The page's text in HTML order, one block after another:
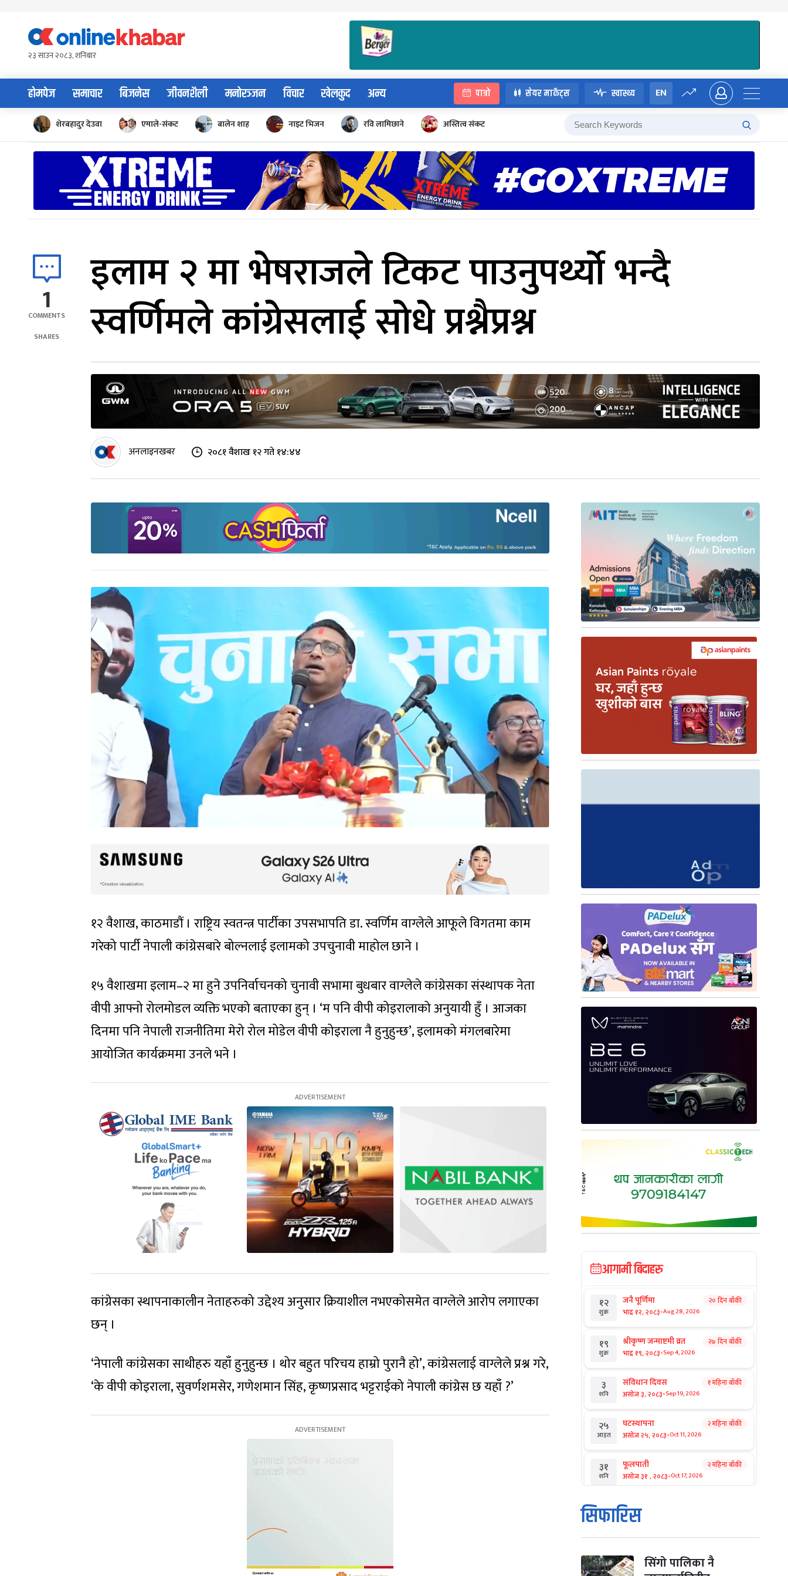
content२३ साउन २०८३, शनिबार
होमपेज समाचार बिजनेस जीवनशैली मनोरञ्जन विचार खेलकुद अन्य पात्रो सेयर मार्केट्स स्वास्थ्य EN
शेरबहादुर देउवा एमाले-संकट बालेन शाह नाइट भिजन रवि लामिछाने अस्तित्व संकट
1
COMMENTS
SHARES
इलाम २ मा भेषराजले टिकट पाउनुपर्थ्यो भन्दै
स्वर्णिमले कांग्रेसलाई सोधे प्रश्नैप्रश्न
अनलाइनखबर २०८१ वैशाख १२ गते १४:४४
१२ वैशाख, काठमाडौं । राष्ट्रिय स्वतन्त्र पार्टीका उपसभापति डा. स्वर्णिम वाग्लेले आफूले विगतमा काम
गरेको पार्टी नेपाली कांग्रेसबारे बोल्नलाई इलामको उपचुनावी माहोल छाने ।
१५ वैशाखमा इलाम–२ मा हुने उपनिर्वाचनको चुनावी सभामा बुधबार वाग्लेले कांग्रेसका संस्थापक नेता
वीपी आफ्नो रोलमोडल व्यक्ति भएको बताएका हुन् । ‘म पनि वीपी कोइरालाको अनुयायी हुँ । आजका
दिनमा पनि नेपाली राजनीतिमा मेरो रोल मोडेल वीपी कोइराला नै हुनुहुन्छ’, इलामको मंगलबारेमा
आयोजित कार्यक्रममा उनले भने ।
कांग्रेसका स्थापनाकालीन नेताहरुको उद्देश्य अनुसार क्रियाशील नभएकोसमेत वाग्लेले आरोप लगाएका
छन् ।
‘नेपाली कांग्रेसका साथीहरु यहाँ हुनुहुन्छ । थोर बहुत परिचय हाम्रो पुरानै हो’, कांग्रेसलाई वाग्लेले प्रश्न गरे,
‘के वीपी कोइराला, सुवर्णशमसेर, गणेशमान सिंह, कृष्णप्रसाद भट्टराईको नेपाली कांग्रेस छ यहाँ ?’
आगामी बिदाहरु
१२
शुक्र
जनै पूर्णिमा
भाद्र १२, २०८३-Aug 28, 2026
२० दिन बाँकी
१९
शुक्र
श्रीकृष्ण जन्माष्टमी व्रत
भाद्र १९, २०८३-Sep 4, 2026
२७ दिन बाँकी
३
शनि
संविधान दिवस
असोज ३, २०८३-Sep 19, 2026
१ महिना बाँकी
२५
आइत
घटस्थापना
असोज २५, २०८३-Oct 11, 2026
२ महिना बाँकी
३१
शनि
फूलपाती
असोज ३१ , २०८३-Oct 17, 2026
२ महिना बाँकी
१
आइत
कार्तिक सङ्क्रान्ति
कार्तिक १, २०८३
मंगल कार्तिक ३, २०८३- Oct 20, 2026
सिफारिस
सिंगो पालिका नै